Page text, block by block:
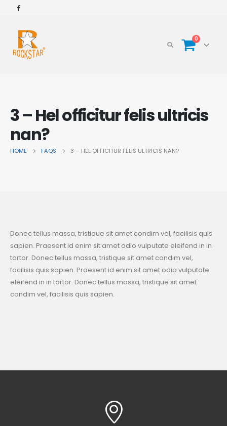
0
3 – Hel officitur felis ultricis
nan?
HOME FAQS 3 – HEL OFFICITUR FELIS ULTRICIS NAN?
Donec tellus massa, tristique sit amet condim vel, facilisis quis
sapien. Praesent id enim sit amet odio vulputate eleifend in in
tortor. Donec tellus massa, tristique sit amet condim vel,
facilisis quis sapien. Praesent id enim sit amet odio vulputate
eleifend in in tortor. Donec tellus massa, tristique sit amet
condim vel, facilisis quis sapien.